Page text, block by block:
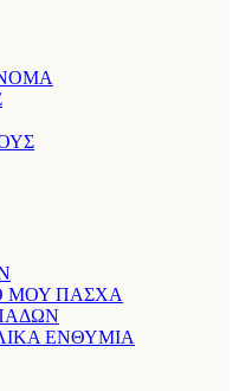
ΜΟΥ ΠΑΣΧΑ
ΕΝΘΥΜΙΑ